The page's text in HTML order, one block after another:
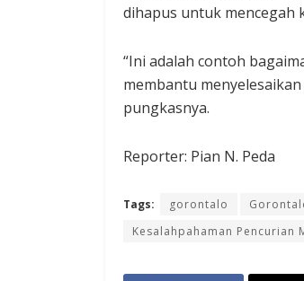
dihapus untuk mencegah
“Ini adalah contoh
membantu
pungkasnya.
Reporter: Pian N. Peda
Tags: gorontalo
Kesalahpahaman Pencurian